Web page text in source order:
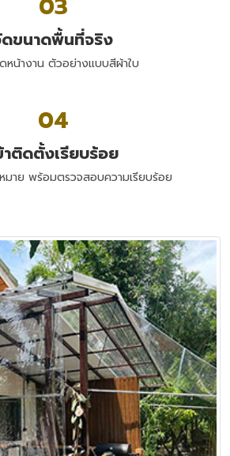
ขนาดพื้นที่จริง
หน้างาน ตัวอย่างแบบสีผ้าใบ
04
าติดตั้งเรียบร้อย
าย พร้อมตรวจสอบความเรียบร้อย